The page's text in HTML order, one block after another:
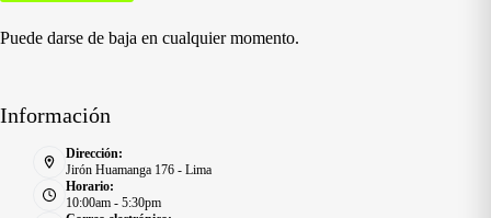
Puede darse de baja en cualquier momento.
Información
Dirección:
Jirón Huamanga 176 - Lima
Horario:
10:00am - 5:30pm